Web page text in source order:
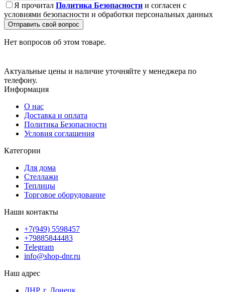
Я прочитал Политика Безопасности и согласен с
условиями безопасности и обработки персональных данных
Отправить свой вопрос
Нет вопросов об этом товаре.
Актуальные цены и наличие уточняйте у менеджера по
телефону.
Информация
О нас
Доставка и оплата
Политика Безопасности
Условия соглашения
Категории
Для дома
Стеллажи
Теплицы
Торговое оборудование
Наши контакты
+7(949) 5598457
+79885844483
Telegram
info@shop-dnr.ru
Наш адрес
ДНР, г. Донецк